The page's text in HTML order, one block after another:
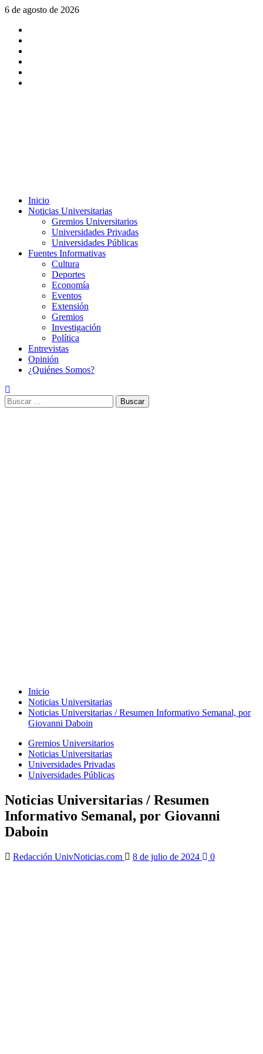
Saltar
contenido
6 de agosto de 2026
Menú
principal
Inicio
Noticias Universitarias
Gremios Universitarios
Universidades Privadas
Universidades Públicas
Fuentes Informativas
Cultura
Deportes
Economía
Eventos
Extensión
Gremios
Investigación
Política
Entrevistas
Opinión
¿Quiénes Somos?
Buscar:
Inicio
Noticias Universitarias
Noticias Universitarias / Resumen Informativo Semanal, por
Giovanni Daboin
Gremios Universitarios
Noticias Universitarias
Universidades Privadas
Universidades Públicas
Noticias Universitarias / Resumen
Informativo Semanal, por Giovanni
Daboin
Redacción UnivNoticias.com 8 de julio de 2024 0